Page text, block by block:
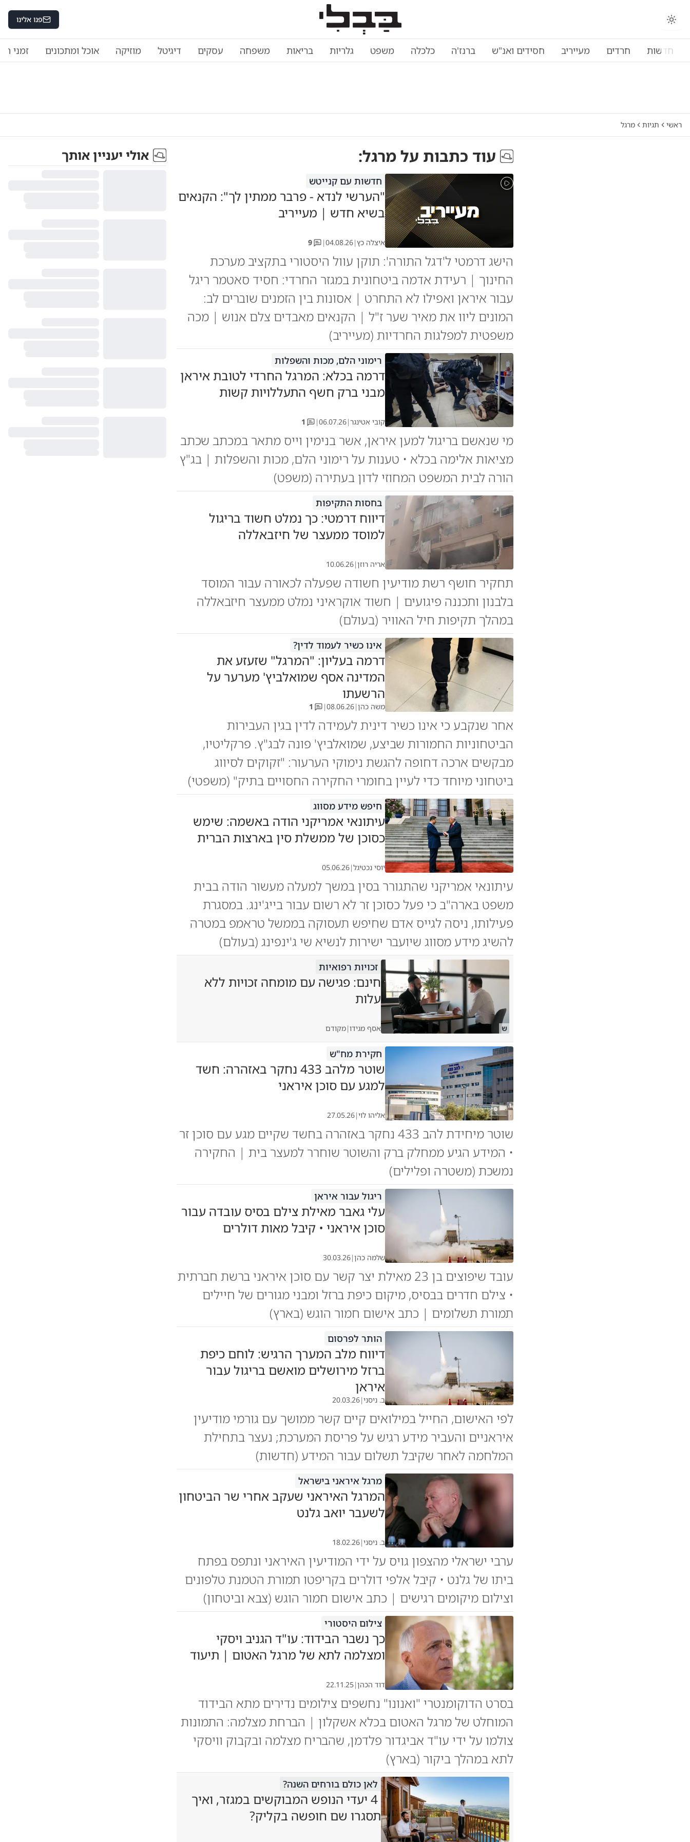
פנו אלינו
חדשות חרדים מעייריב חסידים ואנ"ש ברנז'ה כלכלה משפט גלריות בריאות משפחה עסקים דיגיטל מוזיקה אוכל ומתכונים זמני
ראשי תגיות מרגל
עוד כתבות עלמרגל:
חדשות עם קנייטש
"הערשי לנדא - פרבר ממתין לך": הקנאים
בשיא חדש | מעייריב
איצלה כץ|
04.08.26
|
9
הישג דרמטי ל'דגל התורה': תוקן עוול היסטורי בתקציב מערכת
החינוך | רעידת אדמה ביטחונית במגזר החרדי: חסיד סאטמר ריגל
עבור איראן ואפילו לא התחרט | אסונות בין הזמנים שוברים לב:
המונים ליוו את מאיר שער ז"ל | הקנאים מאבדים צלם אנוש | מכה
משפטית למפלגות החרדיות (מעייריב)
רימוני הלם, מכות והשפלות
דרמה בכלא: המרגל החרדי לטובת איראן
מבני ברק חשף התעללויות קשות
קובי אטינגר|
06.07.26
|
1
מי שנאשם בריגול למען איראן, אשר בנימין וייס מתאר במכתב שכתב
מציאות אלימה בכלא • טענות על רימוני הלם, מכות והשפלות | בג"ץ
הורה לבית המשפט המחוזי לדון בעתירה (משפט)
בחסות התקיפות
דיווח דרמטי: כך נמלט חשוד בריגול
למוסד ממעצר של חיזבאללה
אריה רוזן|
10.06.26
תחקיר חושף רשת מודיעין חשודה שפעלה לכאורה עבור המוסד
בלבנון ותכננה פיגועים | חשוד אוקראיני נמלט ממעצר חיזבאללה
במהלך תקיפות חיל האוויר (בעולם)
אינו כשיר לעמוד לדין?
דרמה בעליון: "המרגל" שזעזע את
המדינה אסף שמואלביץ' מערער על
הרשעתו
משה כהן|
08.06.26
|
1
אחר שנקבע כי אינו כשיר דינית לעמידה לדין בגין העבירות
הביטחוניות החמורות שביצע, שמואלביץ' פונה לבג"ץ. פרקליטיו,
מבקשים ארכה דחופה להגשת נימוקי הערעור: "זקוקים לסיווג
ביטחוני מיוחד כדי לעיין בחומרי החקירה החסויים בתיק" (משפטי)
חיפש מידע מסווג
עיתונאי אמריקני הודה באשמה: שימש
כסוכן של ממשלת סין בארצות הברית
יוסי נכטיגל|
05.06.26
עיתונאי אמריקני שהתגורר בסין במשך למעלה מעשור הודה בבית
משפט בארה"ב כי פעל כסוכן זר לא רשום עבור בייג'ינג. במסגרת
פעילותו, ניסה לגייס אדם שחיפש תעסוקה בממשל טראמפ במטרה
להשיג מידע מסווג שיועבר ישירות לנשיא שי ג'ינפינג (בעולם)
ש
זכויות רפואיות
חינם: פגישה עם מומחה זכויות ללא
עלות
אסף מגידו|מקודם
חקירת מח"ש
שוטר מלהב 433 נחקר באזהרה: חשד
למגע עם סוכן איראני
אליהו לוי|
27.05.26
שוטר מיחידת להב 433 נחקר באזהרה בחשד שקיים מגע עם סוכן זר
• המידע הגיע ממחלק ברק והשוטר שוחרר למעצר בית | החקירה
נמשכת (משטרה ופלילים)
ריגול עבור איראן
עלי גאבר מאילת צילם בסיס עובדה עבור
סוכן איראני • קיבל מאות דולרים
שלמה כהן|
30.03.26
עובד שיפוצים בן 23 מאילת יצר קשר עם סוכן איראני ברשת חברתית
• צילם חדרים בבסיס, מיקום כיפת ברזל ומבני מגורים של חיילים
תמורת תשלומים | כתב אישום חמור הוגש (בארץ)
הותר לפרסום
דיווח מלב המערך הרגיש: לוחם כיפת
ברזל מירושלים מואשם בריגול עבור
איראן
ב. ניסני|
20.03.26
לפי האישום, החייל במילואים קיים קשר ממושך עם גורמי מודיעין
איראניים והעביר מידע רגיש על פריסת המערכת; נעצר בתחילת
המלחמה לאחר שקיבל תשלום עבור המידע (חדשות)
מרגל איראני בישראל
המרגל האיראני שעקב אחרי שר הביטחון
לשעבר יואב גלנט
ב. ניסני|
18.02.26
ערבי ישראלי מהצפון גויס על ידי המודיעין האיראני ונתפס בפתח
ביתו של גלנט • קיבל אלפי דולרים בקריפטו תמורת הטמנת טלפונים
וצילום מיקומים רגישים | כתב אישום חמור הוגש (צבא וביטחון)
צילום היסטורי
כך נשבר הבידוד: עו"ד הגניב ויסקי
ומצלמה לתא של מרגל האטום | תיעוד
דוד הכהן|
22.11.25
בסרט הדוקומנטרי "ואנונו" נחשפים צילומים נדירים מתא הבידוד
המוחלט של מרגל האטום בכלא אשקלון | הברחת מצלמה: התמונות
צולמו על ידי עו"ד אביגדור פלדמן, שהבריח מצלמה ובקבוק וויסקי
לתא במהלך ביקור (בארץ)
לאן כולם בורחים השנה?
4 יעדי הנופש המבוקשים במגזר, ואיך
תסגרו שם חופשה בקליק?
אולי יעניין אותך